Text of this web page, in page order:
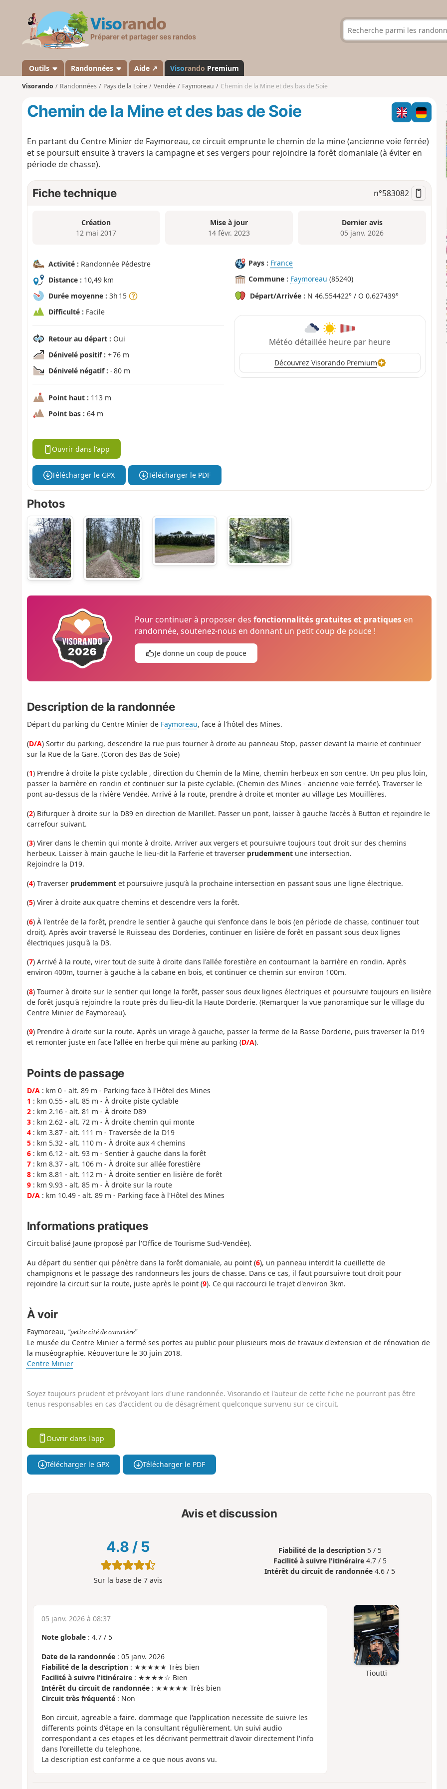
s
a
n
d
Outils Randonnées Aide ↗ Visorando Premium
Visorando Randonnées Pays de la Loire Vendée Faymoreau Chemin de la Mine et des bas de Soie
Chemin de la Mine et des bas de Soie
En partant du Centre Minier de Faymoreau, ce circuit emprunte le chemin de la mine (ancienne voie ferrée)
et se poursuit ensuite à travers la campagne et ses vergers pour rejoindre la forêt domaniale (à éviter en
période de chasse).
Fiche technique n°583082
Création
12 mai 2017
Mise à jour
14 févr. 2023
Dernier avis
05 janv. 2026
Activité : Randonnée Pédestre
Distance : 10,49 km
Durée moyenne : 3h 15
Difficulté : Facile
Retour au départ : Oui
Dénivelé positif : + 76 m
Dénivelé négatif : - 80 m
Point haut : 113 m
Point bas : 64 m
Pays : France
Commune : Faymoreau (85240)
Départ/Arrivée : N 46.554422° / O 0.627439°
Météo détaillée heure par heure
Découvrez Visorando Premium
Ouvrir dans l'app
Télécharger le GPX Télécharger le PDF
Photos
Pour continuer à proposer desfonctionnalités gratuites et pratiques en
randonnée, soutenez-nous en donnant un petit coup de pouce !
Je donne un coup de pouce
Description de la randonnée
Départ du parking du Centre Minier de Faymoreau, face à l'hôtel des Mines.
(D/A) Sortir du parking, descendre la rue puis tourner à droite au panneau Stop, passer devant la mairie et continuer
sur la Rue de la Gare. (Coron des Bas de Soie)
(1) Prendre à droite la piste cyclable , direction du Chemin de la Mine, chemin herbeux en son centre. Un peu plus loin,
passer la barrière en rondin et continuer sur la piste cyclable. (Chemin des Mines - ancienne voie ferrée). Traverser le
pont au-dessus de la rivière Vendée. Arrivé à la route, prendre à droite et monter au village Les Mouillères.
(2) Bifurquer à droite sur la D89 en direction de Marillet. Passer un pont, laisser à gauche l’accès à Button et rejoindre le
carrefour suivant.
(3) Virer dans le chemin qui monte à droite. Arriver aux vergers et poursuivre toujours tout droit sur des chemins
herbeux. Laisser à main gauche le lieu-dit la Farferie et traverser prudemmentune intersection.
Rejoindre la D19.
(4) Traverser prudemmentet poursuivre jusqu'à la prochaine intersection en passant sous une ligne électrique.
(5) Virer à droite aux quatre chemins et descendre vers la forêt.
(6) À l'entrée de la forêt, prendre le sentier à gauche qui s'enfonce dans le bois (en période de chasse, continuer tout
droit). Après avoir traversé le Ruisseau des Dorderies, continuer en lisière de forêt en passant sous deux lignes
électriques jusqu'à la D3.
(7) Arrivé à la route, virer tout de suite à droite dans l'allée forestière en contournant la barrière en rondin. Après
environ 400m, tourner à gauche à la cabane en bois, et continuer ce chemin sur environ 100m.
(8) Tourner à droite sur le sentier qui longe la forêt, passer sous deux lignes électriques et poursuivre toujours en lisière
de forêt jusqu'à rejoindre la route près du lieu-dit la Haute Dorderie. (Remarquer la vue panoramique sur le village du
Centre Minier de Faymoreau).
(9) Prendre à droite sur la route. Après un virage à gauche, passer la ferme de la Basse Dorderie, puis traverser la D19
et remonter juste en face l'allée en herbe qui mène au parking (D/A).
Points de passage
D/A: km 0 - alt. 89 m - Parking face à l'Hôtel des Mines
1 : km 0.55 - alt. 85 m - À droite piste cyclable
2: km 2.16 - alt. 81 m - À droite D89
3: km 2.62 - alt. 72 m - À droite chemin qui monte
4: km 3.87 - alt. 111 m - Traversée de la D19
5: km 5.32 - alt. 110 m - À droite aux 4 chemins
6: km 6.12 - alt. 93 m - Sentier à gauche dans la forêt
7: km 8.37 - alt. 106 m - À droite sur allée forestière
8: km 8.81 - alt. 112 m - À droite sentier en lisière de forêt
9: km 9.93 - alt. 85 m - À droite sur la route
D/A: km 10.49 - alt. 89 m - Parking face à l'Hôtel des Mines
Informations pratiques
Circuit balisé Jaune (proposé par l'Office de Tourisme Sud-Vendée).
Au départ du sentier qui pénètre dans la forêt domaniale, au point (6), un panneau interdit la cueillette de
champignons et le passage des randonneurs les jours de chasse. Dans ce cas, il faut poursuivre tout droit pour
rejoindre la circuit sur la route, juste après le point (9). Ce qui raccourci le trajet d'environ 3km.
À voir
Faymoreau, petite cité de caractère
Le musée du Centre Minier a fermé ses portes au public pour plusieurs mois de travaux d'extension et de rénovation de
la muséographie. Réouverture le 30 juin 2018.
Centre Minier
Soyez toujours prudent et prévoyant lors d'une randonnée. Visorando et l'auteur de cette fiche ne pourront pas être
tenus responsables en cas d'accident ou de désagrément quelconque survenu sur ce circuit.
Ouvrir dans l'app
Télécharger le GPX Télécharger le PDF
Avis et discussion
4.8 / 5
Sur la base de 7avis
Fiabilité de la description 5 / 5
Facilité à suivre l'itinéraire 4.7 / 5
Intérêt du circuit de randonnée 4.6 / 5
Tioutti
05 janv. 2026 à 08:37
Note globale: 4.7/ 5
Date de la randonnée: 05 janv. 2026
Fiabilité de la description: ★★★★★ Très bien
Facilité à suivre l'itinéraire: ★★★★☆ Bien
Intérêt du circuit de randonnée: ★★★★★ Très bien
Circuit très fréquenté: Non
Bon circuit, agreable a faire. dommage que l'application necessite de suivre les
differents points d'étape en la consultant régulièrement. Un suivi audio
correspondant a ces etapes et les décrivant permettrait d'avoir directement l'info
dans l'oreillette du telephone.
La description est conforme a ce que nous avons vu.